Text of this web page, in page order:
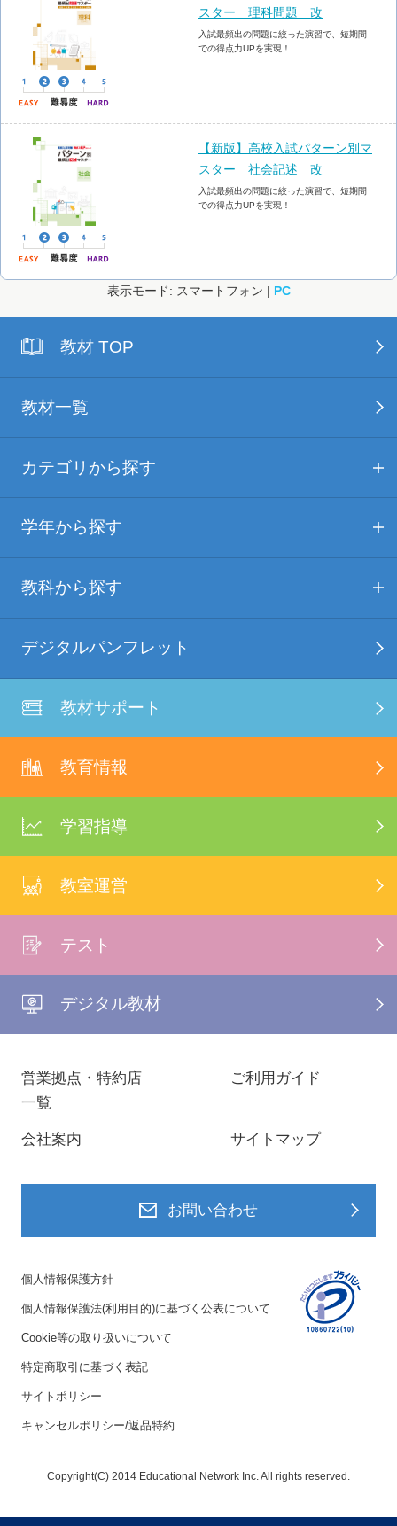
スター 理科問題 改
入試最頻出の問題に絞った演習で、短期間
での得点力UPを実現！
【新版】高校入試パターン別マ
スター 社会記述 改
入試最頻出の問題に絞った演習で、短期間
での得点力UPを実現！
表示モード: スマートフォン | PC
教材 TOP
教材一覧
カテゴリから探す
学年から探す
教科から探す
デジタルパンフレット
教材サポート
教育情報
学習指導
教室運営
テスト
デジタル教材
営業拠点・特約店
一覧
ご利用ガイド
会社案内 サイトマップ
お問い合わせ
個人情報保護方針
個人情報保護法(利用目的)に基づく公表について
Cookie等の取り扱いについて
特定商取引に基づく表記
サイトポリシー
キャンセルポリシー/返品特約
Copyright(C) 2014 Educational Network Inc. All rights reserved.